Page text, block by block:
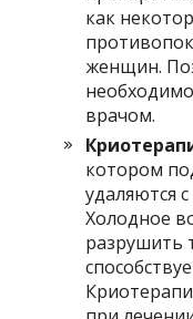
как
женщин.
врачом.
котором
удаляются
Холодное
разрушить